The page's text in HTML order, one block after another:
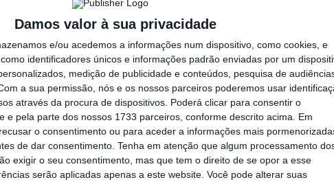
Damos valor à sua privacidade
e/ou acedemos a informações num dispositivo, como cookies, e
identificadores únicos e informações padrão enviadas por um
medição de publicidade e conteúdos, pesquisa de
a sua permissão, nós e os nossos parceiros poderemos usar
através da procura de dispositivos. Poderá clicar para consentir o
e pela parte dos nossos 1733 parceiros, conforme descrito acima. Em
o consentimento ou para aceder a informações mais
de dar consentimento. Tenha em atenção que algum processamento
exigir o seu consentimento, mas que tem o direito de se opor a esse
serão aplicadas apenas a este website. Você pode alterar suas
Taísa Tavares promovida
Árbitra Assistente Internacional
Estação Diária 6 de Janeiro, 2026
Futebol:
e Tondela
oficiais
7 de Agosto, 2026